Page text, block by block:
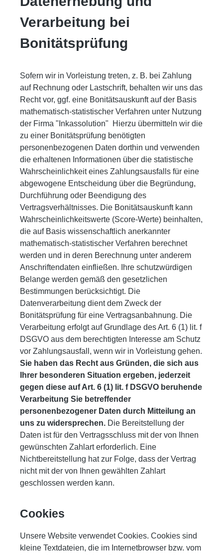
Verarbeitung bei
Bonitätsprüfung
Sofern wir in Vorleistung treten, z. B. bei Zahlung
auf Rechnung oder Lastschrift, behalten wir uns das
Recht vor, ggf. eine Bonitätsauskunft auf der Basis
mathematisch-statistischer Verfahren unter Nutzung
der Firma "Inkassolution" Hierzu übermitteln wir die
zu einer Bonitätsprüfung benötigten
personenbezogenen Daten dorthin und verwenden
die erhaltenen Informationen über die statistische
Wahrscheinlichkeit eines Zahlungsausfalls für eine
abgewogene Entscheidung über die Begründung,
Durchführung oder Beendigung des
Vertragsverhältnisses. Die Bonitätsauskunft kann
Wahrscheinlichkeitswerte (Score-Werte) beinhalten,
die auf Basis wissenschaftlich anerkannter
mathematisch-statistischer Verfahren berechnet
werden und in deren Berechnung unter anderem
Anschriftendaten einfließen. Ihre schutzwürdigen
Belange werden gemäß den gesetzlichen
Bestimmungen berücksichtigt. Die
Datenverarbeitung dient dem Zweck der
Bonitätsprüfung für eine Vertragsanbahnung. Die
Verarbeitung erfolgt auf Grundlage des Art. 6 (1) lit. f
DSGVO aus dem berechtigten Interesse am Schutz
vor Zahlungsausfall, wenn wir in Vorleistung gehen.
Sie haben das Recht aus Gründen, die sich aus
Ihrer besonderen Situation ergeben, jederzeit
gegen diese auf Art. 6 (1) lit. f DSGVO beruhende
Verarbeitung Sie betreffender
personenbezogener Daten durch Mitteilung an
uns zu widersprechen. Die Bereitstellung der
Daten ist für den Vertragsschluss mit der von Ihnen
gewünschten Zahlart erforderlich. Eine
Nichtbereitstellung hat zur Folge, dass der Vertrag
nicht mit der von Ihnen gewählten Zahlart
geschlossen werden kann.
Cookies
Unsere Website verwendet Cookies. Cookies sind
kleine Textdateien, die im Internetbrowser bzw. vom